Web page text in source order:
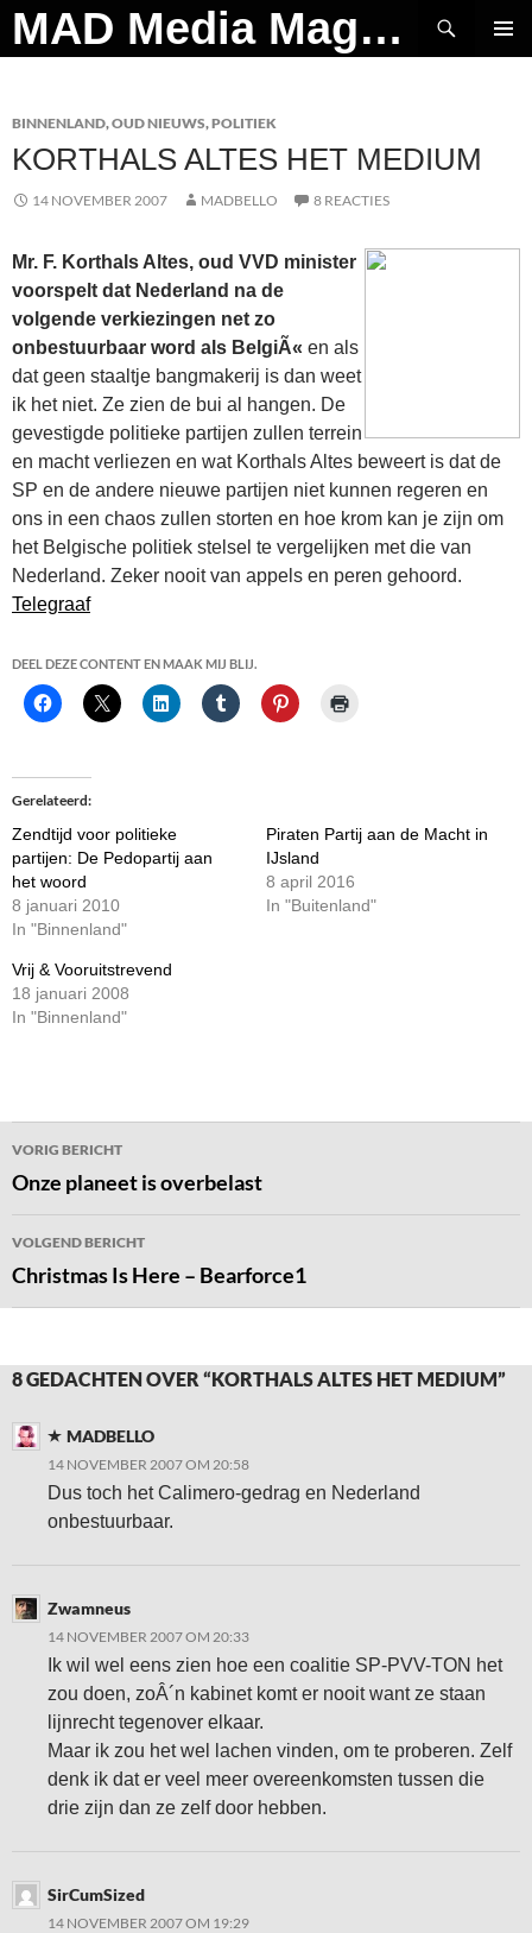
Ga
naar
MAD Media Magazine
Zoeken
BINNENLAND,OUD NIEUWS,POLITIEK
KORTHALS ALTES HET MEDIUM
14 NOVEMBER 2007 MADBELLO 8 REACTIES
Mr. F. Korthals Altes, oud VVD minister
voorspelt dat Nederland na de
volgende verkiezingen net zo
onbestuurbaar word als BelgiÃ« en als
dat geen staaltje bangmakerij is dan weet
ik het niet. Ze zien de bui al hangen. De
gevestigde politieke partijen zullen terrein
en macht verliezen en wat Korthals Altes beweert is dat de
SP en de andere nieuwe partijen niet kunnen regeren en
ons in een chaos zullen storten en hoe krom kan je zijn om
het Belgische politiek stelsel te vergelijken met die van
Nederland. Zeker nooit van appels en peren gehoord.
Telegraaf
DEEL DEZE CONTENT EN MAAK MIJ BLIJ.
Gerelateerd
Zendtijd voor politieke
partijen: De Pedopartij aan
het woord
8 januari 2010
In "Binnenland"
Piraten Partij aan de Macht in
IJsland
8 april 2016
In "Buitenland"
Vrij & Vooruitstrevend
18 januari 2008
In "Binnenland"
Bericht
navigatie
VORIG BERICHT
Onze planeet is overbelast
VOLGEND BERICHT
Christmas Is Here – Bearforce1
8 GEDACHTEN OVER “KORTHALS ALTES HET MEDIUM”
MADBELLO
14 NOVEMBER 2007 OM 20:58
Dus toch het Calimero-gedrag en Nederland
onbestuurbaar.
Zwamneus
14 NOVEMBER 2007 OM 20:33
Ik wil wel eens zien hoe een coalitie SP-PVV-TON het
zou doen, zoÂ´n kabinet komt er nooit want ze staan
lijnrecht tegenover elkaar.
Maar ik zou het wel lachen vinden, om te proberen. Zelf
denk ik dat er veel meer overeenkomsten tussen die
drie zijn dan ze zelf door hebben.
SirCumSized
14 NOVEMBER 2007 OM 19:29